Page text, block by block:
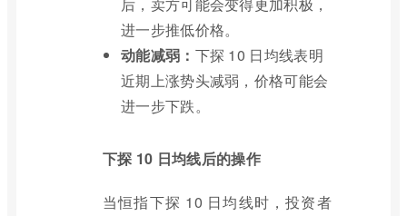
进一步推低价格。
动能减弱： 下探 10 日均线表明
近期上涨势头减弱，价格可能会
进一步下跌。
下探 10 日均线后的操作
当恒指下探 10 日均线时，投资者